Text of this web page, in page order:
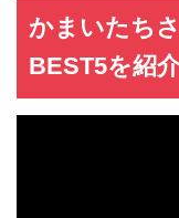
かまいたち
BEST5を紹